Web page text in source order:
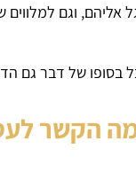
וגם
בסופו של דבר גם
הקשר